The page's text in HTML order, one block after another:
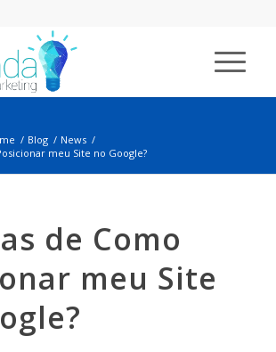
/ Blog / News /
meu Site no Google?
de Como
meu Site